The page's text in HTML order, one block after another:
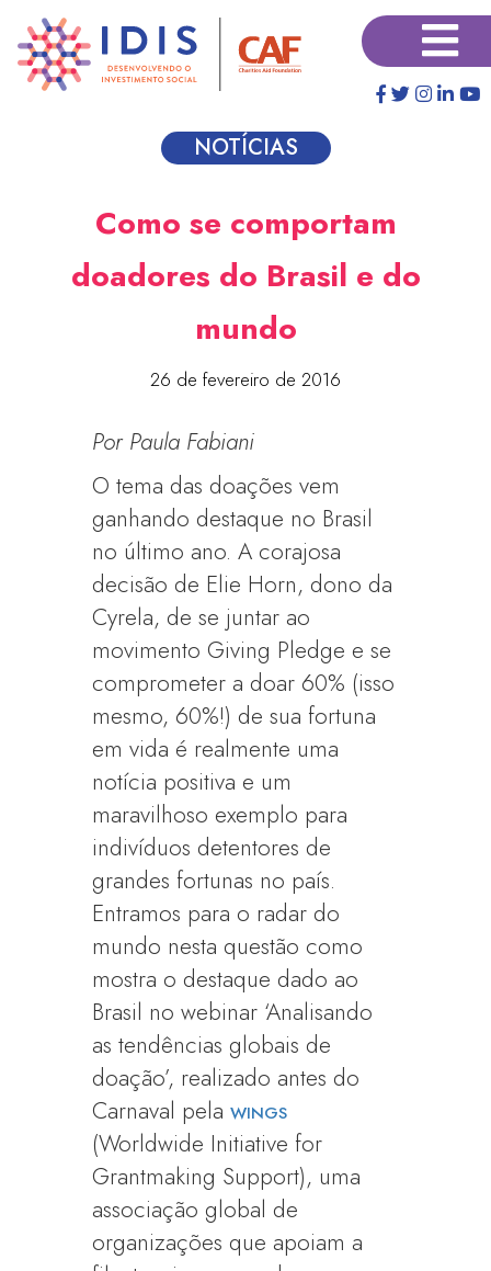
para
conteúdo
×
NOTÍCIAS
Como se comportam
doadores do Brasil e do
mundo
26 de fevereiro de 2016
Por Paula Fabiani
O tema das doações vem
ganhando destaque no Brasil
no último ano. A corajosa
decisão de Elie Horn, dono da
Cyrela, de se juntar ao
movimento Giving Pledge e se
comprometer a doar 60% (isso
mesmo, 60%!) de sua fortuna
em vida é realmente uma
notícia positiva e um
maravilhoso exemplo para
indivíduos detentores de
grandes fortunas no país.
Entramos para o radar do
mundo nesta questão como
mostra o destaque dado ao
Brasil no webinar ‘Analisando
as tendências globais de
doação’, realizado antes do
Carnaval pelaWINGS
(Worldwide Initiative for
Grantmaking Support), uma
associação global de
organizações que apoiam a